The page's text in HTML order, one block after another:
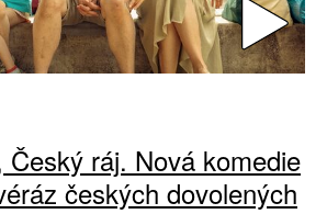
Český ráj. Nová komedie
českých dovolených